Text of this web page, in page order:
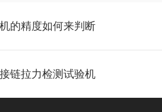
的精度如何来判断
链拉力检测试验机